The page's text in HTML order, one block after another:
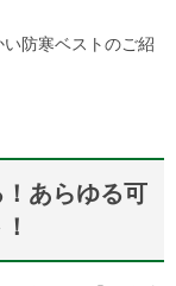
防寒ベストのご紹
あらゆる可